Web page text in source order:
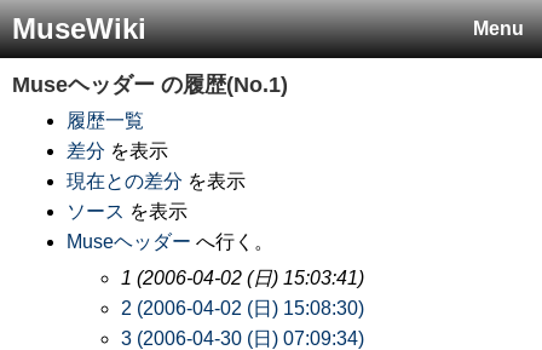
Menu
MuseWiki
Museヘッダー の履歴(No.1)
履歴一覧
差分 を表示
現在との差分 を表示
ソース を表示
Museヘッダー へ行く。
1 (2006-04-02 (日) 15:03:41)
2 (2006-04-02 (日) 15:08:30)
3 (2006-04-30 (日) 07:09:34)